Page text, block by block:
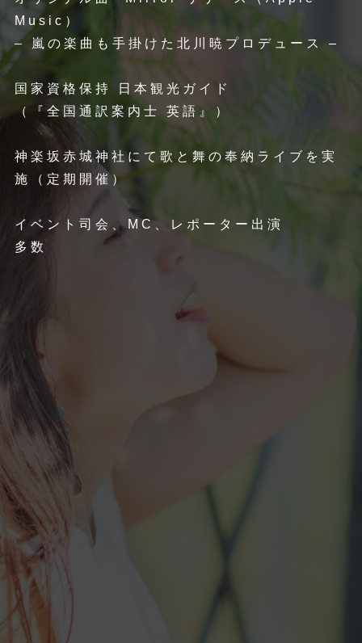
Music）
– 嵐の楽曲も手掛けた北川暁プロデュース –
国家資格保持 日本観光ガイド
（『全国通訳案内士 英語』）
神楽坂赤城神社にて歌と舞の奉納ライブを実
施（定期開催）
イベント司会、MC、レポーター出演
多数